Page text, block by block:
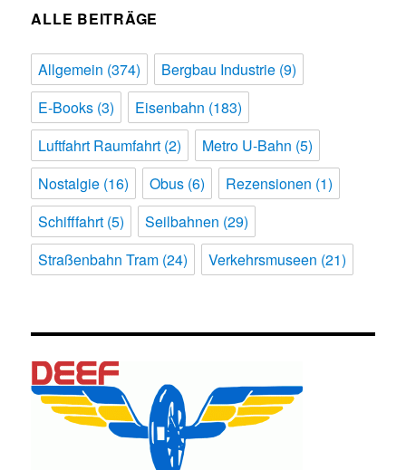
ALLE BEITRÄGE
Allgemein (374) Bergbau Industrie (9)
E-Books (3) Eisenbahn (183)
Luftfahrt Raumfahrt (2) Metro U-Bahn (5)
Nostalgie (16) Obus (6) Rezensionen (1)
Schifffahrt (5) Seilbahnen (29)
Straßenbahn Tram (24) Verkehrsmuseen (21)